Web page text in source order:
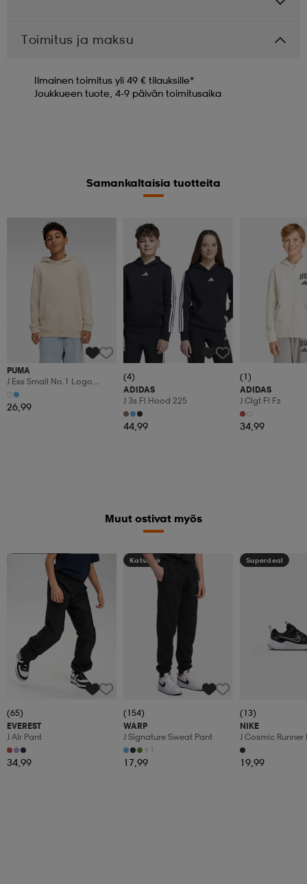
Toimitus ja maksu
Ilmainen toimitus yli 49 € tilauksille*
Joukkueen tuote, 4-9 päivän toimitusaika
Samankaltaisia tuotteita
PUMA
J Ess Small No.1 Logo
Centered Hoodie Fl B
26,99
(4)
ADIDAS
J 3s Fl Hood 225
44,99
(1)
ADIDAS
J Clgt Fl Fz
34,99
Muut ostivat myös
Kampanja -25%
(65)
EVEREST
J Alr Pant
34,99
Katso hintaa
(154)
WARP
J Signature Sweat Pant
+1
17,99
Superdeal
(13)
NIKE
J Cosmic Runner
19,99